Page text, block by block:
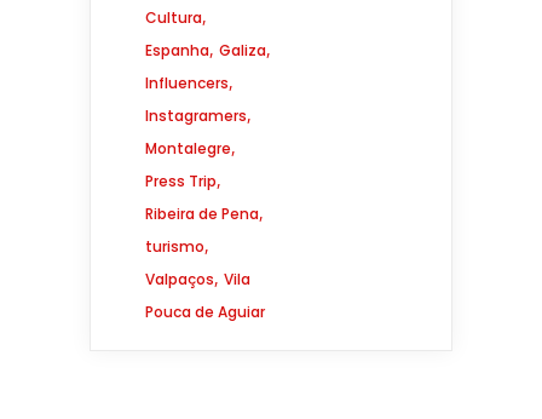
Cultura,
Espanha, Galiza,
Influencers,
Instagramers,
Montalegre,
Press Trip,
Ribeira de Pena,
turismo,
Valpaços, Vila
Pouca de Aguiar